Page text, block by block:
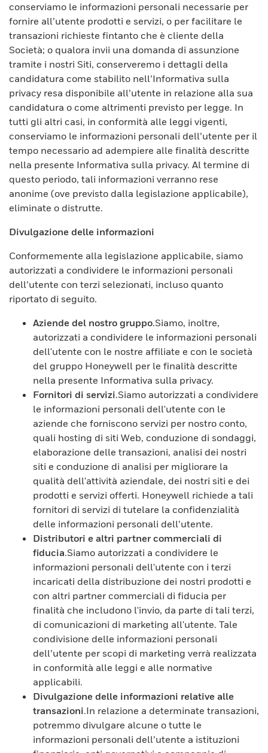
conserviamo le informazioni personali necessarie per
fornire all’utente prodotti e servizi, o per facilitare le
transazioni richieste fintanto che è cliente della
Società; o qualora invii una domanda di assunzione
tramite i nostri Siti, conserveremo i dettagli della
candidatura come stabilito nell’Informativa sulla
privacy resa disponibile all’utente in relazione alla sua
candidatura o come altrimenti previsto per legge. In
tutti gli altri casi, in conformità alle leggi vigenti,
conserviamo le informazioni personali dell’utente per il
tempo necessario ad adempiere alle finalità descritte
nella presente Informativa sulla privacy. Al termine di
questo periodo, tali informazioni verranno rese
anonime (ove previsto dalla legislazione applicabile),
eliminate o distrutte.
Divulgazione delle informazioni
Conformemente alla legislazione applicabile, siamo
autorizzati a condividere le informazioni personali
dell’utente con terzi selezionati, incluso quanto
riportato di seguito.
Aziende del nostro gruppo.Siamo, inoltre,
autorizzati a condividere le informazioni personali
dell'utente con le nostre affiliate e con le società
del gruppo Honeywell per le finalità descritte
nella presente Informativa sulla privacy.
Fornitori di servizi.Siamo autorizzati a condividere
le informazioni personali dell'utente con le
aziende che forniscono servizi per nostro conto,
quali hosting di siti Web, conduzione di sondaggi,
elaborazione delle transazioni, analisi dei nostri
siti e conduzione di analisi per migliorare la
qualità dell'attività aziendale, dei nostri siti e dei
prodotti e servizi offerti. Honeywell richiede a tali
fornitori di servizi di tutelare la confidenzialità
delle informazioni personali dell’utente.
Distributori e altri partner commerciali di
fiducia.Siamo autorizzati a condividere le
informazioni personali dell'utente con i terzi
incaricati della distribuzione dei nostri prodotti e
con altri partner commerciali di fiducia per
finalità che includono l'invio, da parte di tali terzi,
di comunicazioni di marketing all'utente. Tale
condivisione delle informazioni personali
dell’utente per scopi di marketing verrà realizzata
in conformità alle leggi e alle normative
applicabili.
Divulgazione delle informazioni relative alle
transazioni.In relazione a determinate transazioni,
potremmo divulgare alcune o tutte le
informazioni personali dell’utente a istituzioni